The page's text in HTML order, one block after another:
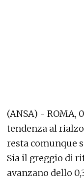
(ANSA) - ROMA,
tendenza al
resta comunque
Sia il greggio di
avanzano dello